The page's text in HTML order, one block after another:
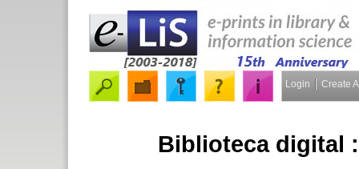
Login Create
Biblioteca digital